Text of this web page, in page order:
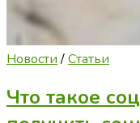
Новости/Статьи
Что такое